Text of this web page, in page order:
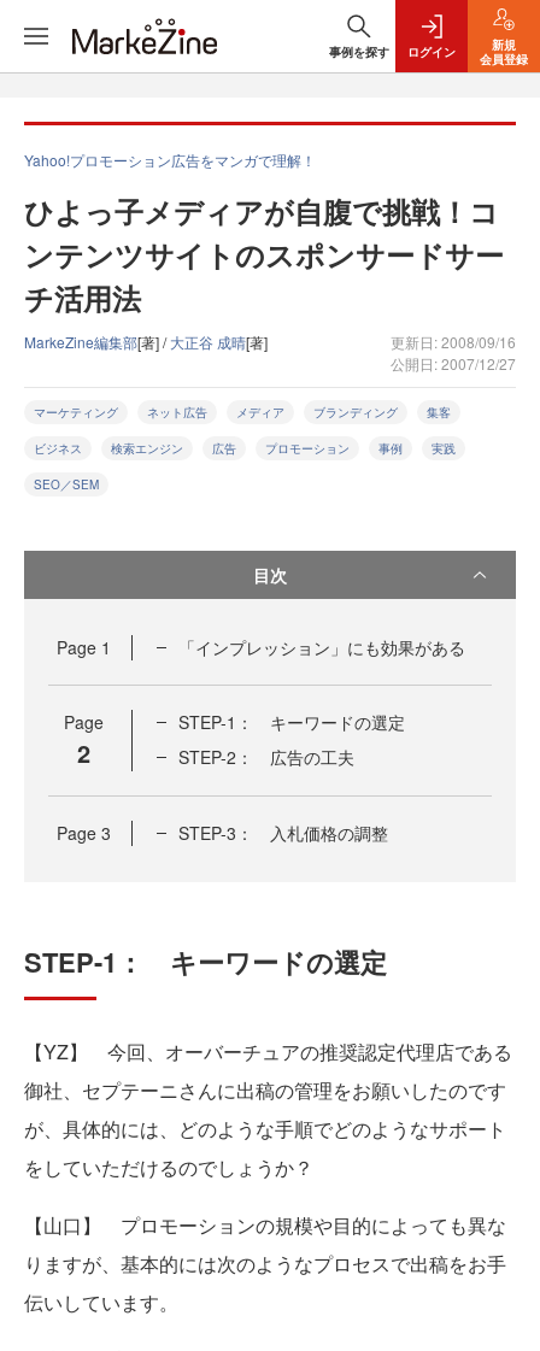
事例を探す ログイン
新規
会員登録
Yahoo!プロモーション広告をマンガで理解！
ひよっ子メディアが自腹で挑戦！コ
ンテンツサイトのスポンサードサー
チ活用法
MarkeZine編集部[著] /大正谷 成晴[著]
更新日: 2008/09/16
公開日: 2007/12/27
マーケティング ネット広告 メディア ブランディング 集客
ビジネス 検索エンジン 広告 プロモーション 事例 実践
SEO／SEM
目次
Page 1 「インプレッション」にも効果がある
Page
2
STEP-1： キーワードの選定
STEP-2： 広告の工夫
Page 3 STEP-3： 入札価格の調整
STEP-1： キーワードの選定
【YZ】 今回、オーバーチュアの推奨認定代理店である
御社、セプテーニさんに出稿の管理をお願いしたのです
が、具体的には、どのような手順でどのようなサポート
をしていただけるのでしょうか？
【山口】 プロモーションの規模や目的によっても異な
りますが、基本的には次のようなプロセスで出稿をお手
伝いしています。